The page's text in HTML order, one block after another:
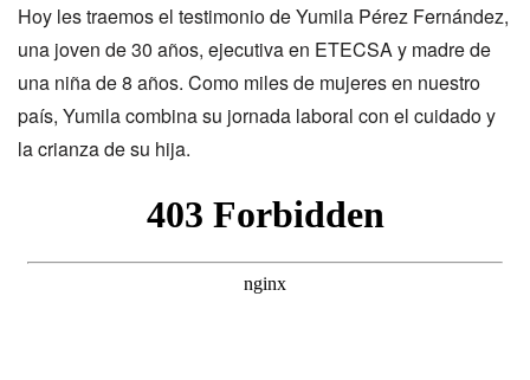
Hoy les traemos el testimonio de Yumila Pérez Fernández,
una joven de 30 años, ejecutiva en ETECSA y madre de
una niña de 8 años. Como miles de mujeres en nuestro
país, Yumila combina su jornada laboral con el cuidado y
la crianza de su hija.